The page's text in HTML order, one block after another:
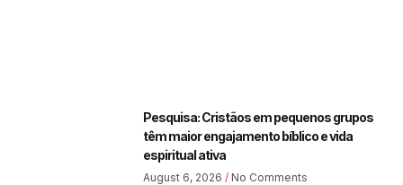
Pesquisa: Cristãos em pequenos grupos
têm maior engajamento bíblico e vida
espiritual ativa
August 6, 2026 No Comments